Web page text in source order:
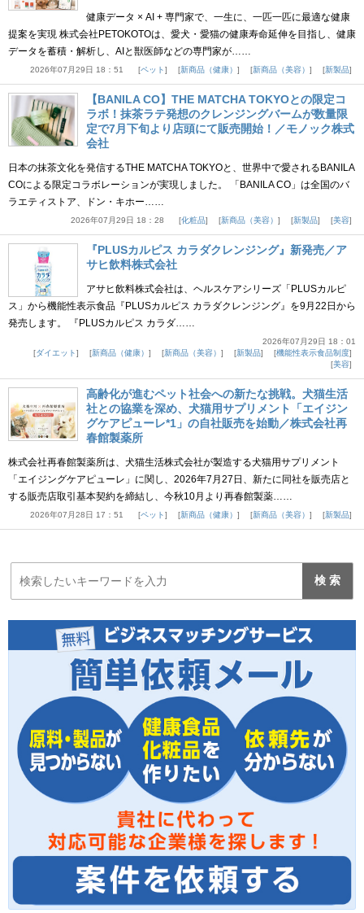
健康データ × AI + 専門家で、一生に、一匹一匹に最適な健康
提案を実現 株式会社PETOKOTOは、愛犬・愛猫の健康寿命延伸を目指し、健康
データを蓄積・解析し、AIと獣医師などの専門家が……
2026年07月29日 18：51 ペット 新商品（健康） 新商品（美容） 新製品
【BANILA CO】THE MATCHA TOKYOとの限定コ
ラボ！抹茶ラテ発想のクレンジングバームが数量限
定で7月下旬より店頭にて販売開始！／モノック株式
会社
日本の抹茶文化を発信するTHE MATCHA TOKYOと、世界中で愛されるBANILA
COによる限定コラボレーションが実現しました。 「BANILA CO」は全国のバ
ラエティストア、ドン・キホー……
2026年07月29日 18：28 化粧品 新商品（美容） 新製品 美容
『PLUSカルピス カラダクレンジング』新発売／ア
サヒ飲料株式会社
アサヒ飲料株式会社は、ヘルスケアシリーズ「PLUSカルピ
ス」から機能性表示食品『PLUSカルピス カラダクレンジング』を9月22日から
発売します。 『PLUSカルピス カラダ……
2026年07月29日 18：01
ダイエット
新商品（健康） 新商品（美容） 新製品
機能性表示食品制度
美容
高齢化が進むペット社会への新たな挑戦。犬猫生活
社との協業を深め、犬猫用サプリメント「エイジン
グケアピューレ*1」の自社販売を始動／株式会社再
春館製薬所
株式会社再春館製薬所は、犬猫生活株式会社が製造する犬猫用サプリメント
「エイジングケアピューレ」に関し、2026年7月27日、新たに同社を販売店と
する販売店取引基本契約を締結し、今秋10月より再春館製薬……
2026年07月28日 17：51 ペット 新商品（健康） 新商品（美容） 新製品